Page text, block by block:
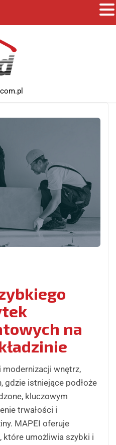
na
wnętrz,
gdzie istniejące podłoże
kluczowym
trwałości i
MAPEI oferuje
które umożliwia szybki i